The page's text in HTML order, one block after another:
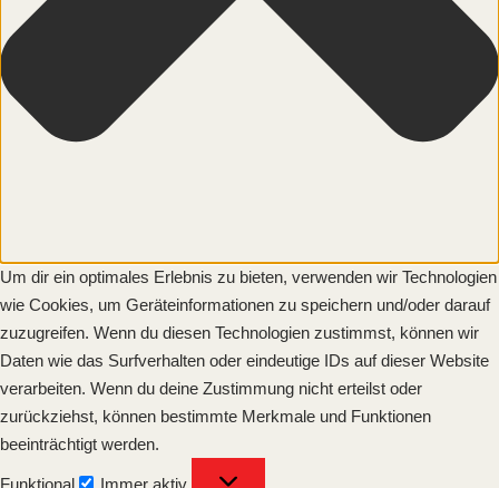
Um dir ein optimales Erlebnis zu bieten, verwenden wir Technologien
wie Cookies, um Geräteinformationen zu speichern und/oder darauf
zuzugreifen. Wenn du diesen Technologien zustimmst, können wir
Daten wie das Surfverhalten oder eindeutige IDs auf dieser Website
verarbeiten. Wenn du deine Zustimmung nicht erteilst oder
zurückziehst, können bestimmte Merkmale und Funktionen
beeinträchtigt werden.
Funktional Immer aktiv